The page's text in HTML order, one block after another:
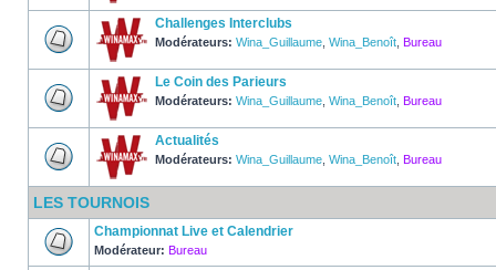
Challenges Interclubs
Modérateurs: Wina_Guillaume Wina_Benoît Bureau
Le Coin des Parieurs
Modérateurs: Wina_Guillaume Wina_Benoît Bureau
Actualités
Modérateurs: Wina_Guillaume Wina_Benoît Bureau
LES TOURNOIS
Championnat Live et Calendrier
Modérateur: Bureau